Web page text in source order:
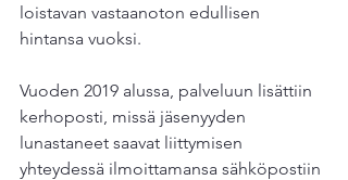
loistavan vastaanoton edullisen
hintansa vuoksi.
Vuoden 2019 alussa, palveluun lisättiin
kerhoposti, missä jäsenyyden
lunastaneet saavat liittymisen
yhteydessä ilmoittamansa sähköpostiin